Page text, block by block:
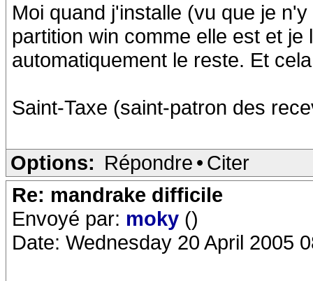
Moi quand j'installe (vu que je
partition win comme elle est et
automatiquement le reste. Et
Saint-Taxe (saint-patron des
Options: Répondre • Citer
Re: mandrake difficile
Envoyé par: moky ()
Date: Wednesday 20 April 2005